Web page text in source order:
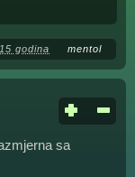
godina mentol
sa